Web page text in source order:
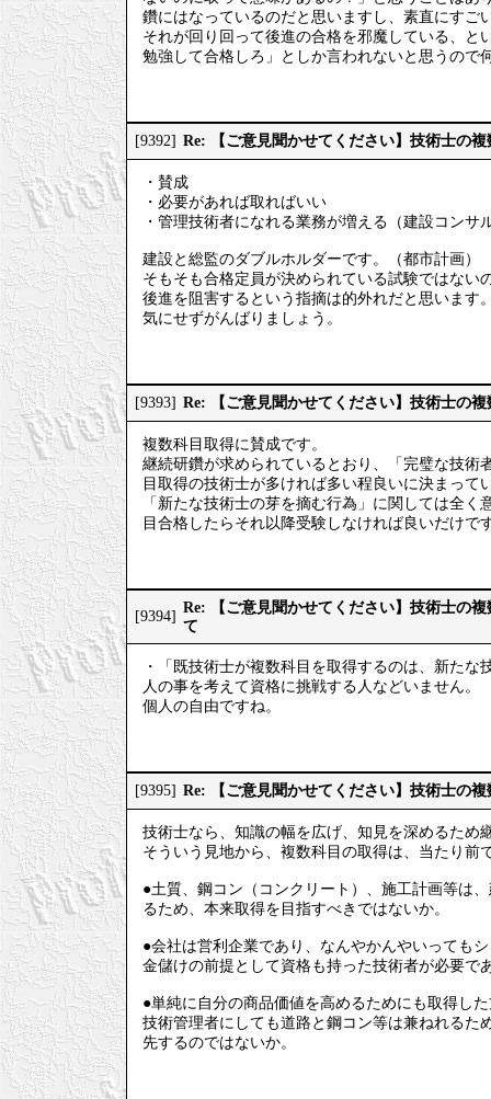
鑽にはなっているのだと思いますし、素直にすご
それが回り回って後進の合格を邪魔している、
勉強して合格しろ」としか言われないと思うので
[9392] Re: 【ご意見聞かせてください】技術士の
・賛成
・必要があれば取ればいい
・管理技術者になれる業務が増える（建設コンサ
建設と総監のダブルホルダーです。（都市計画）
そもそも合格定員が決められている試験ではない
後進を阻害するという指摘は的外れだと思います
気にせずがんばりましょう。
[9393] Re: 【ご意見聞かせてください】技術士の
複数科目取得に賛成です。
継続研鑽が求められているとおり、「完璧な技術
目取得の技術士が多ければ多い程良いに決まっ
「新たな技術士の芽を摘む行為」に関しては全
目合格したらそれ以降受験しなければ良いだけで
[9394]
Re: 【ご意見聞かせてください】技術士の
て
・「既技術士が複数科目を取得するのは、新た
人の事を考えて資格に挑戦する人などいません。
個人の自由ですね。
[9395] Re: 【ご意見聞かせてください】技術士の
技術士なら、知識の幅を広げ、知見を深めるため
そういう見地から、複数科目の取得は、当たり前
●土質、鋼コン（コンクリート）、施工計画等は
るため、本来取得を目指すべきではないか。
●会社は営利企業であり、なんやかんやいっても
金儲けの前提として資格も持った技術者が必要で
●単純に自分の商品価値を高めるためにも取得し
技術管理者にしても道路と鋼コン等は兼ねれるた
先するのではないか。